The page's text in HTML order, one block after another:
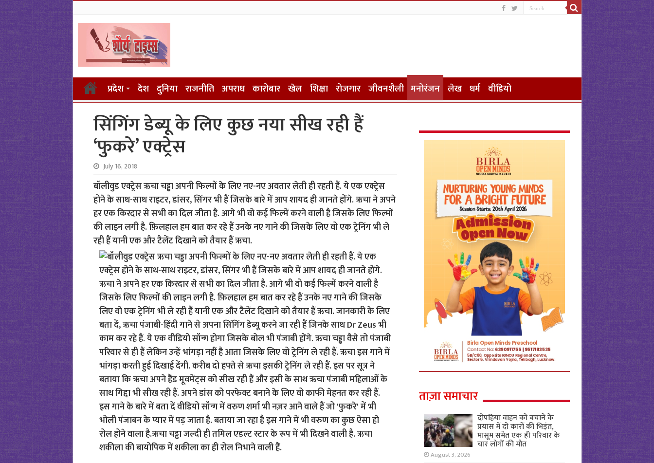
प्रदेश देश दुनिया राजनीति अपराध कारोबार खेल शिक्षा रोजगार जीवनशैली मनोरंजन लेख धर्म वीडियो
सिंगिंग डेब्यू के लिए कुछ नया सीख रही हैं
‘फुकरे’ एक्ट्रेस
July 16, 2018
बॉलीवुड एक्ट्रेस ऋचा चड्ढा अपनी फिल्मों के लिए नए-नए अवतार लेती ही रहती हैं. ये एक एक्ट्रेस
होने के साथ-साथ राइटर, डांसर, सिंगर भी हैं जिसके बारे में आप शायद ही जानते होंगे. ऋचा ने अपने
हर एक किरदार से सभी का दिल जीता है. आगे भी वो कई फिल्में करने वाली है जिसके लिए फिल्मों
की लाइन लगी है. फ़िलहाल हम बात कर रहे हैं उनके नए गाने की जिसके लिए वो एक ट्रेनिंग भी ले
रही हैं यानी एक और टैलेंट दिखाने को तैयार हैं ऋचा.
ताज़ा समाचार
दोपहिया वाहन को बचाने के
प्रयास में दो कारों की भिड़ंत,
मासूम समेत एक ही परिवार के
चार लोगों की मौत
August 3, 2026